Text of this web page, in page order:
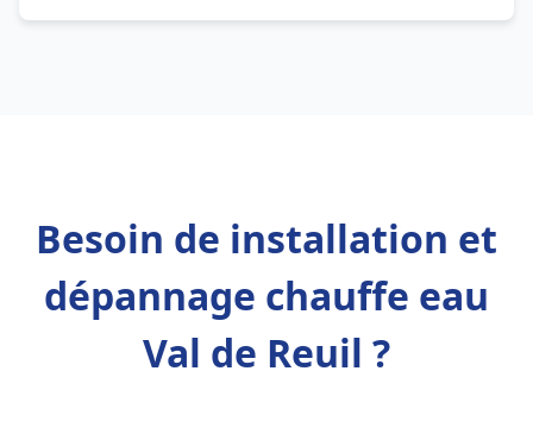
Besoin de installation et
dépannage chauffe eau
Val de Reuil ?